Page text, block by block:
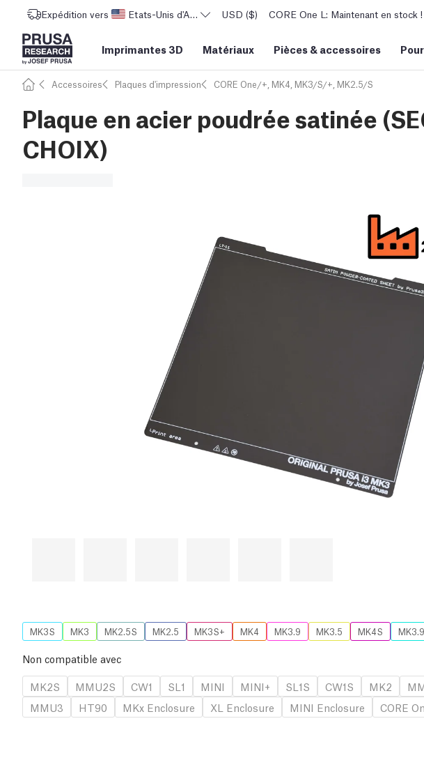
Expédition vers Etats-Unis d'AmériqueUSD ($) CORE One L: Maintenant en stock !
Imprimantes 3D Matériaux Pièces & accessoires
Accessoires Plaques d'impression CORE One/+, MK4, MK3/S/+, MK2.5/S
Plaque en acier poudrée satinée
CHOIX)
MK3S MK3 MK2.5S MK2.5 MK3S+ MK4 MK3.9 MK3.5 MK4S
Non compatible avec
MK2S
MMU2S CW1 SL1 MINI MINI+ SL1S CW1S MK2
MMU3
HT90 MKx Enclosure XL Enclosure MINI Enclosure CORE